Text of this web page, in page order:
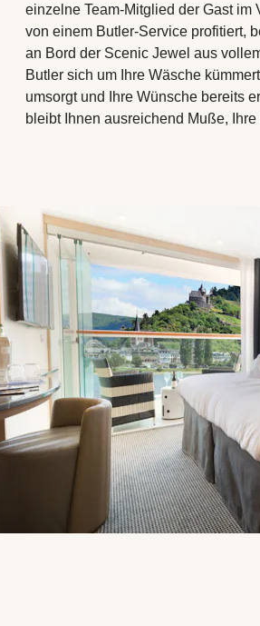
einzelne Team-Mitglied der Gast
von einem Butler-Service profitiert,
an Bord der Scenic Jewel aus
Butler sich um Ihre Wäsche
umsorgt und Ihre Wünsche bereits
bleibt Ihnen ausreichend Muße,